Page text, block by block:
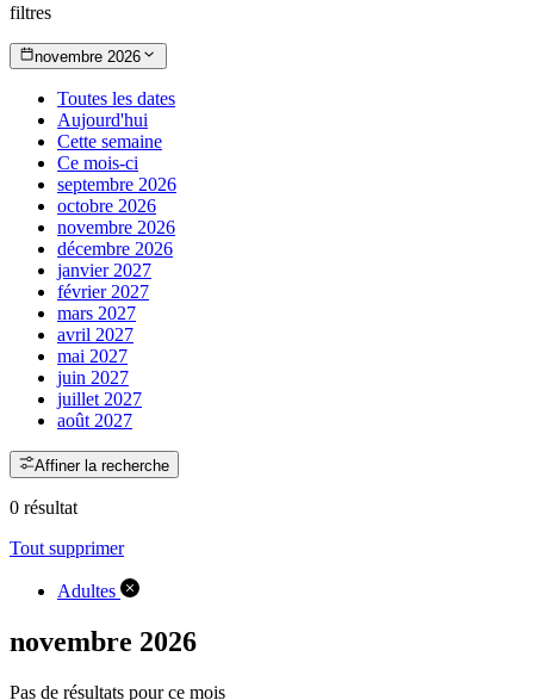
filtres
novembre 2026
Toutes les dates
Aujourd'hui
Cette semaine
Ce mois-ci
septembre 2026
octobre 2026
novembre 2026
décembre 2026
janvier 2027
février 2027
mars 2027
avril 2027
mai 2027
juin 2027
juillet 2027
août 2027
Affiner la recherche
0 résultat
Tout supprimer
Adultes
novembre 2026
Pas de résultats pour ce mois